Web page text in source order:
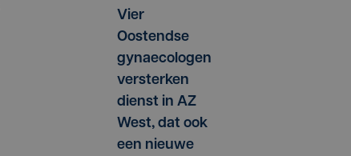
Vier
Oostendse
gynaecologen
versterken
dienst in AZ
West, dat ook
een nieuwe